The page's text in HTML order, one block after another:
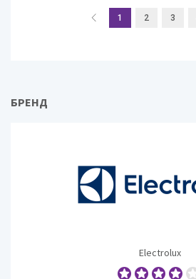
1 2 3
БРЕНД
Electrolux